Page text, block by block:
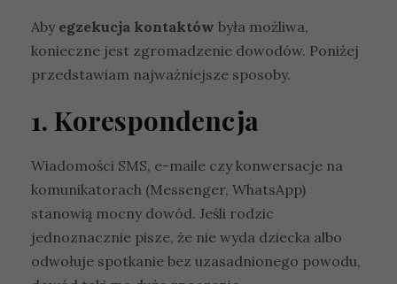
Aby egzekucja kontaktów była możliwa,
konieczne jest zgromadzenie dowodów. Poniżej
przedstawiam najważniejsze sposoby.
1. Korespondencja
Wiadomości SMS, e-maile czy konwersacje na
komunikatorach (Messenger, WhatsApp)
stanowią mocny dowód. Jeśli rodzic
jednoznacznie pisze, że nie wyda dziecka albo
odwołuje spotkanie bez uzasadnionego powodu,